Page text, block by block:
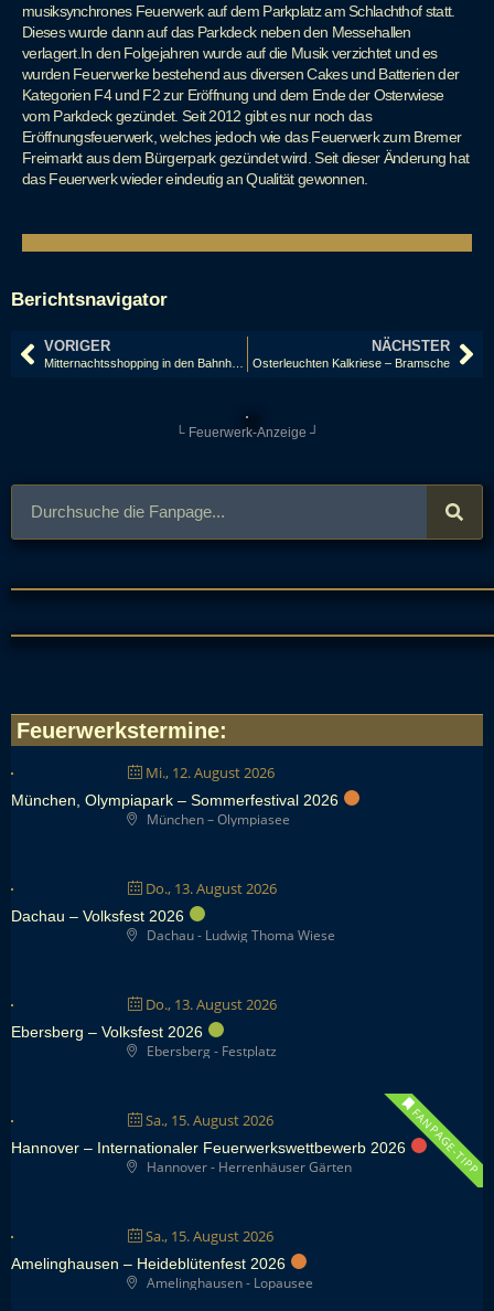
musiksynchrones Feuerwerk auf dem Parkplatz am Schlachthof statt.
Dieses wurde dann auf das Parkdeck neben den Messehallen
verlagert.In den Folgejahren wurde auf die Musik verzichtet und es
wurden Feuerwerke bestehend aus diversen Cakes und Batterien der
Kategorien F4 und F2 zur Eröffnung und dem Ende der Osterwiese
vom Parkdeck gezündet. Seit 2012 gibt es nur noch das
Eröffnungsfeuerwerk, welches jedoch wie das Feuerwerk zum Bremer
Freimarkt aus dem Bürgerpark gezündet wird. Seit dieser Änderung hat
das Feuerwerk wieder eindeutig an Qualität gewonnen.
Berichtsnavigator
VORIGER NÄCHSTER
Osterleuchten Kalkriese – Bramsche
└ Feuerwerk-Anzeige ┘
Feuerwerkstermine:
Mi., 12. August 2026
München, Olympiapark – Sommerfestival 2026
München – Olympiasee
Do., 13. August 2026
Dachau – Volksfest 2026
Dachau - Ludwig Thoma Wiese
Do., 13. August 2026
Ebersberg – Volksfest 2026
Ebersberg - Festplatz
Sa., 15. August 2026 FANPAGE-TIPP
Hannover – Internationaler Feuerwerkswettbewerb 2026
Hannover - Herrenhäuser Gärten
Sa., 15. August 2026
Amelinghausen – Heideblütenfest 2026
Amelinghausen - Lopausee